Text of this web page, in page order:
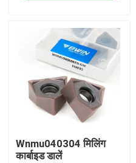
गुणवत्ता नियंत्रण
संपर्क करें
समाचार
एक उद्धरण की विनती करे
टंगस्टन कार्बाइड आवेषण
Wnmu040304 मिलिंग
कार्बाइड डालें